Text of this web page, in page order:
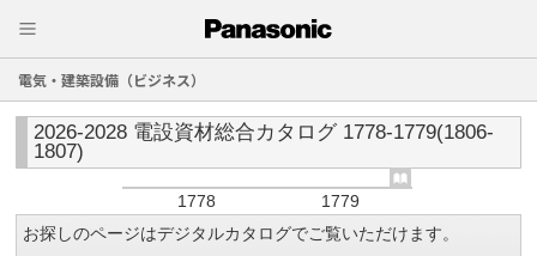
電気・建築設備（ビジネス）
2026-2028 電設資材総合カタログ 1778-1779(1806-
1807)
1778
1779
お探しのページはデジタルカタログでご覧いただけます。